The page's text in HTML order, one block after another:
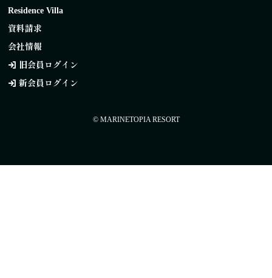
Residence Villa
資料請求
会社情報
旧会員ログイン
新会員ログイン
© MARINETOPIA RESORT